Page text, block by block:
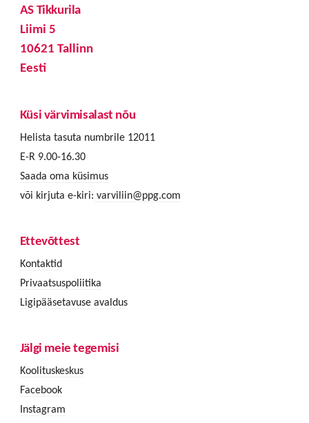
AS Tikkurila
Liimi 5
10621 Tallinn
Eesti
Küsi värvimisalast nõu
Helista tasuta numbrile 12011
E-R 9.00-16.30
Saada oma küsimus
või kirjuta e-kiri: varviliin@ppg.com
Ettevõttest
Kontaktid
Privaatsuspoliitika
Ligipääsetavuse avaldus
Jälgi meie tegemisi
Koolituskeskus
Facebook
Instagram